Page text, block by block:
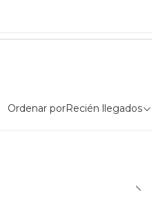
Ordenar porRecién llegados